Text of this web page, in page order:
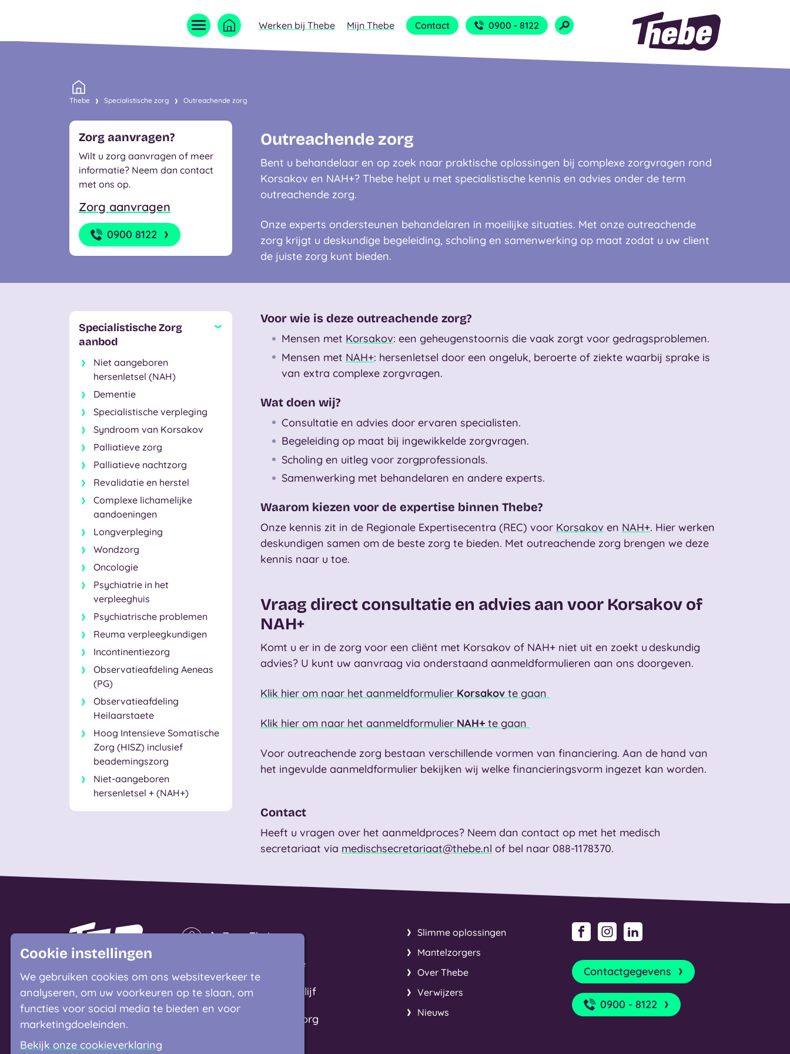
Cookie instellingen
We gebruiken cookies om ons websiteverkeer te
analyseren, om uw voorkeuren op te slaan, om
functies voor social media te bieden en voor
marketingdoeleinden.
Bekijk onze cookieverklaring
Home
Werken bij Thebe Mijn Thebe Contact 0900 - 8122 Naar homepage
Thebe Specialistische zorg Outreachende zorg
Zorg aanvragen?
Wilt u zorg aanvragen of meer
informatie? Neem dan contact
met ons op.
Zorg aanvragen
0900 8122
Outreachende zorg
Bent u behandelaar en op zoek naar praktische oplossingen bij complexe zorgvragen rond
Korsakov en NAH+? Thebe helpt u met specialistische kennis en advies onder de term
outreachende zorg.
Onze experts ondersteunen behandelaren in moeilijke situaties. Met onze outreachende
zorg krijgt u deskundige begeleiding, scholing en samenwerking op maat zodat u uw client
de juiste zorg kunt bieden.
Voor wie is deze outreachende zorg?
Mensen met Korsakov: een geheugenstoornis die vaak zorgt voor gedragsproblemen.
Mensen met NAH+: hersenletsel door een ongeluk, beroerte of ziekte waarbij sprake is
van extra complexe zorgvragen.
Wat doen wij?
Consultatie en advies door ervaren specialisten.
Begeleiding op maat bij ingewikkelde zorgvragen.
Scholing en uitleg voor zorgprofessionals.
Samenwerking met behandelaren en andere experts.
Waarom kiezen voor de expertise binnen Thebe?
Onze kennis zit in de Regionale Expertisecentra (REC) voor Korsakov en NAH+. Hier werken
deskundigen samen om de beste zorg te bieden. Met outreachende zorg brengen we deze
kennis naar u toe.
Vraag direct consultatie en advies aan voor Korsakov of
NAH+
Komt u er in de zorg voor een cliënt met Korsakov of NAH+ niet uit en zoekt u deskundig
advies? U kunt uw aanvraag via onderstaand aanmeldformulieren aan ons doorgeven.
Klik hier om naar het aanmeldformulier Korsakov te gaan
Klik hier om naar het aanmeldformulier NAH+ te gaan
Voor outreachende zorg bestaan verschillende vormen van financiering. Aan de hand van
het ingevulde aanmeldformulier bekijken wij welke financieringsvorm ingezet kan worden.
Contact
Heeft u vragen over het aanmeldproces? Neem dan contact op met het medisch
secretariaat via medischsecretariaat@thebe.nl of bel naar 088-1178370.
Specialistische Zorg
aanbod
Niet aangeboren
hersenletsel (NAH)
Dementie
Specialistische verpleging
Syndroom van Korsakov
Palliatieve zorg
Palliatieve nachtzorg
Revalidatie en herstel
Complexe lichamelijke
aandoeningen
Longverpleging
Wondzorg
Oncologie
Psychiatrie in het
verpleeghuis
Psychiatrische problemen
Reuma verpleegkundigen
Incontinentiezorg
Observatieafdeling Aeneas
(PG)
Observatieafdeling
Heilaarstaete
Hoog Intensieve Somatische
Zorg (HISZ) inclusief
beademingszorg
Niet-aangeboren
hersenletsel + (NAH+)
Naar homepage Zorg Thuis
Wonen bij Thebe
Kortdurend verblijf
Specialistische zorg
Slimme oplossingen
Mantelzorgers
Over Thebe
Verwijzers
Nieuws
FacebookInstagram
LinkedIn
Contactgegevens
0900 - 8122